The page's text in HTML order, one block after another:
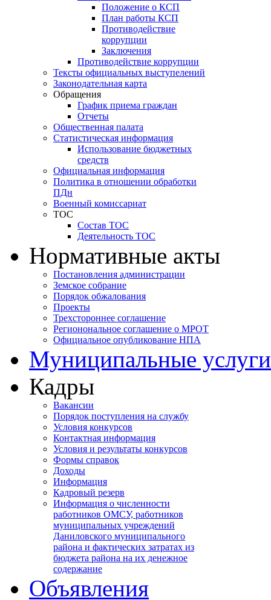
Положение о КСП
План работы КСП
Противодействие
коррупции
Заключения
Противодействие коррупции
Тексты официальных выступелений
Законодательная карта
Обращения
График приема граждан
Отчеты
Общественная палата
Статистическая информация
Использование бюджетных
средств
Официальная информация
Политика в отношении обработки
ПДн
Военный комиссариат
ТОС
Состав ТОС
Деятельность ТОС
Нормативные акты
Постановления администрации
Земское собрание
Порядок обжалования
Проекты
Трехстороннее соглашение
Регионональное соглашение о МРОТ
Официальное опубликование НПА
Муниципальные услуги
Кадры
Вакансии
Порядок поступления на службу
Условия конкурсов
Контактная информация
Условия и результаты конкурсов
Формы справок
Доходы
Информация
Кадровый резерв
Информация о численности
работников ОМСУ, работников
муниципальных учреждений
Даниловского муниципального
района и фактических затратах из
бюджета района на их денежное
содержание
Объявления